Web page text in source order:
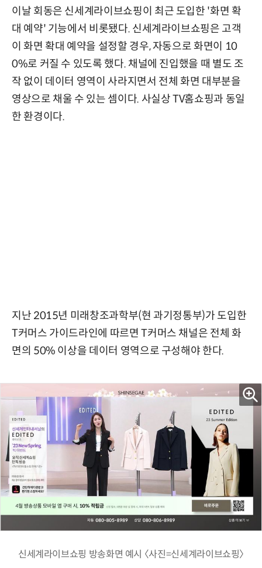
이날 회동은 신세계라이브쇼핑이 최근 도입한 '화면 확
대 예약' 기능에서 비롯됐다. 신세계라이브쇼핑은 고객
이 화면 확대 예약을 설정할 경우, 자동으로 화면이 10
0%로 커질 수 있도록 했다. 채널에 진입했을 때 별도 조
작 없이 데이터 영역이 사라지면서 전체 화면 대부분을
영상으로 채울 수 있는 셈이다. 사실상 TV홈쇼핑과 동일
한 환경이다.
지난 2015년 미래창조과학부(현 과기정통부)가 도입한
T커머스 가이드라인에 따르면 T커머스 채널은 전체 화
면의 50% 이상을 데이터 영역으로 구성해야 한다.
신세계라이브쇼핑 방송화면 예시 〈사진=신세계라이브쇼핑〉